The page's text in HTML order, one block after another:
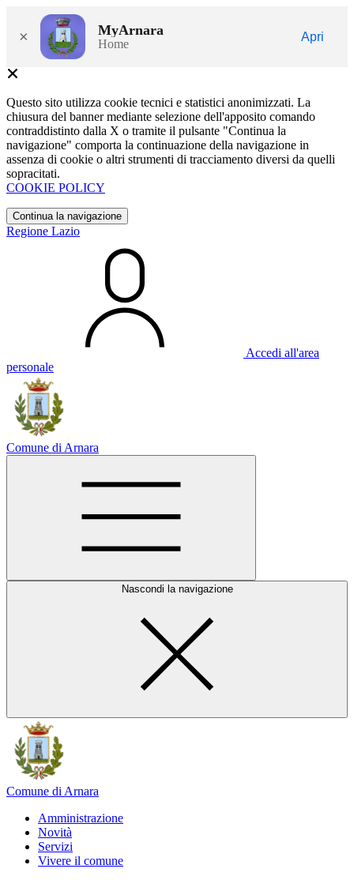
× MyArnara
Home
Apri
Questo sito utilizza cookie tecnici e statistici anonimizzati. La
chiusura del banner mediante selezione dell'apposito comando
contraddistinto dalla X o tramite il pulsante "Continua la
navigazione" comporta la continuazione della navigazione in
assenza di cookie o altri strumenti di tracciamento diversi da quelli
sopracitati.
COOKIE POLICY
Continua la navigazione
Regione Lazio
Accedi all'area
personale
Comune di Arnara
Nascondi la navigazione
Comune di Arnara
Amministrazione
Novità
Servizi
Vivere il comune